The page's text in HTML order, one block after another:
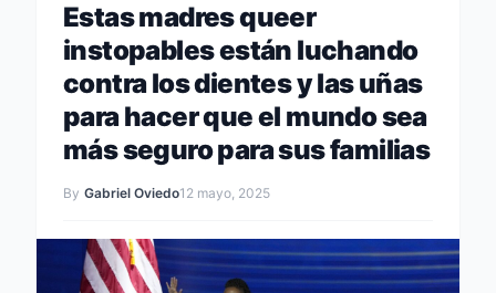
Estas madres queer
instopables están luchando
contra los dientes y las uñas
para hacer que el mundo sea
más seguro para sus familias
By Gabriel Oviedo12 mayo, 2025